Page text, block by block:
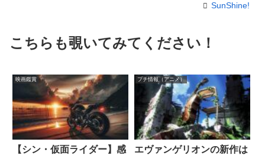
SunShine!
こちらも覗いてみてください！
映画鑑賞
【シン・仮面ライダー】感
プチ情報（アニメ）
エヴァンゲリオンの新作は